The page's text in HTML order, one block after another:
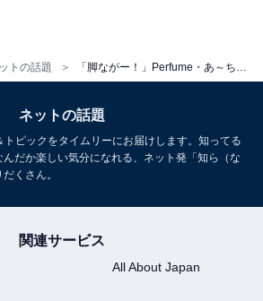
トの話題
ネットの話題
ピックをタイムリーにお届けします。知ってる
だか楽しい気分になれる、ネット発「知ら（な
くさん。
関連サービス
All About Japan